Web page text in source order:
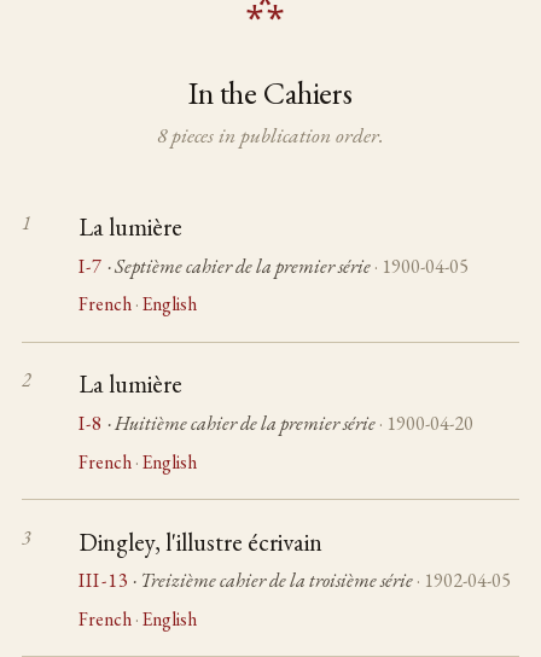
In the Cahiers
8 pieces in publication order.
La lumière
I-7 · Septième cahier de la premier série · 1900-04-05
French ·English
La lumière
I-8 · Huitième cahier de la premier série · 1900-04-20
French ·English
Dingley, l'illustre écrivain
III-13 · Treizième cahier de la troisième série· 1902-04-05
French ·English